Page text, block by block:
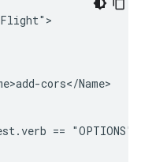
cors</Name>
== "OPTIONS"